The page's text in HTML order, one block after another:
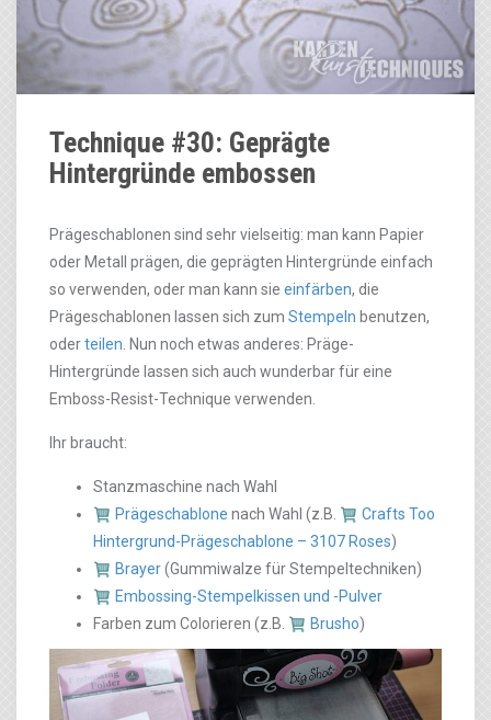
Technique #30: Geprägte
Hintergründe embossen
Prägeschablonen sind sehr vielseitig: man kann Papier
oder Metall prägen, die geprägten Hintergründe einfach
so verwenden, oder man kann sie einfärben, die
Prägeschablonen lassen sich zum Stempeln benutzen,
oderteilen. Nun noch etwas anderes: Präge-
Hintergründe lassen sich auch wunderbar für eine
Emboss-Resist-Technique verwenden.
Ihr braucht:
Stanzmaschine nach Wahl
Prägeschablone nach Wahl (z.B.
Crafts Too
Hintergrund-Prägeschablone – 3107 Roses)
Brayer(Gummiwalze für Stempeltechniken)
Embossing-Stempelkissen und -Pulver
Farben zum Colorieren (z.B.
Brusho)